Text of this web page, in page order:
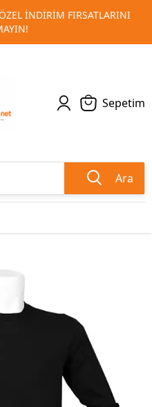
VE MATBAA
TESLIMAT!
2
Sepetim
Ara